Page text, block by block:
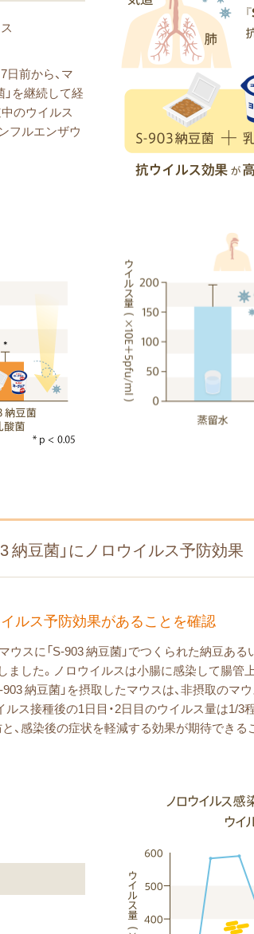
前から、マ
」を継続して経
のウイルス
フルエンザウ
納豆菌」にノロウイルス予防効果
イルス予防効果があることを確認
スに「S-903 納豆菌」でつくられた納豆ある
ました。ノロウイルスは小腸に感染して腸管
903 納豆菌」を摂取したマウスは、非摂取の
ス接種後の1日目・2日目のウイルス量は1/3
、感染後の症状を軽減する効果が期待できる